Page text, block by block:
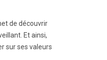
de découvrir
Et ainsi,
sur ses valeurs